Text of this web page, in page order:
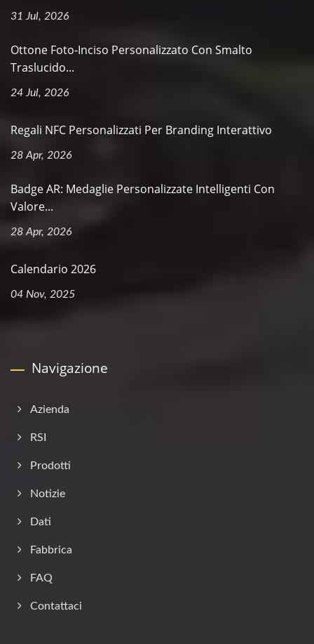
31 Jul, 2026
Ottone Foto-Inciso Personalizzato Con Smalto
Traslucido...
24 Jul, 2026
Regali NFC Personalizzati Per Branding Interattivo
28 Apr, 2026
Badge AR: Medaglie Personalizzate Intelligenti Con
Valore...
28 Apr, 2026
Calendario 2026
04 Nov, 2025
Navigazione
Azienda
RSI
Prodotti
Notizie
Dati
Fabbrica
FAQ
Contattaci